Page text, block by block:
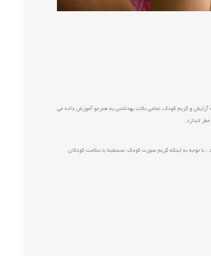
و گریم کودک، تمامی نکات بهداشتی به هنرجو آموزش داده می
اندازد.
توجه به اینکه گریم صورت کودک، مستقیما با سلامت کودکان